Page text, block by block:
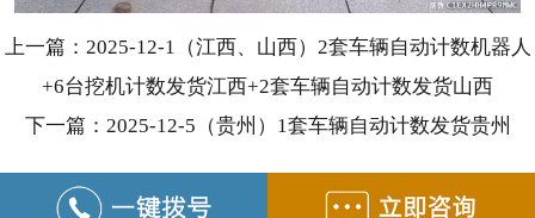
上一篇：2025-12-1（江西、山西）2套车辆自动计数机器人
+6台挖机计数发货江西+2套车辆自动计数发货山西
下一篇：2025-12-5（贵州）1套车辆自动计数发货贵州